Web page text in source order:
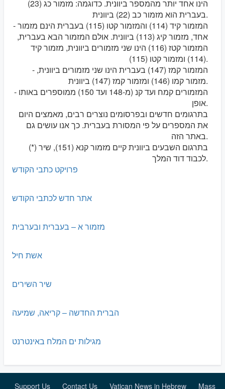
הינו אחד יותר מהמספר ביוונית. כדוגמה: מזמור כג (23)
בעברית הוא מזמור כב (22) ביוונית.
- המזמור קיד (114) והמזמור קטו (115) בעברית הינם מזמור
אחד, מזמור קיג (113) ביוונית. אולם המזמור הבא בעברית,
המזמור קטז (116) הינו שני מזמורים ביוונית, מזמור קיד
(114) ומזמור קטו (115).
- המזמור קמז (147) בעברית הינו שני מזמורים ביוונית,
מזמור קמו (146) ומזמור קמז (147) ביוונית.
- המזמורים קמח ועד קנ (מ-148 ועד 150) ממוספרים באותו
אופן.
בתרגומים חדשים ובפרסומים נוצרים רבים, מאמצים היום
את המספרים על פי המסורת בעברית. כך אנו עושים גם
באתר הזה.
(*) בתרגום השבעים ביוונית קיים מזמור קנא (151), שיר
לכבוד דוד המלך.
פרויקט כתבי הקודש
אתר חדש לכתבי הקודש
מזמור א – בעברית ובערבית
אשת חיל
שיר השירים
הברית החדשה – קריאה, שמיעה
מגילות ים המלח באינטרנט
Support Us Contact Us Vatican News in Hebrew Mass